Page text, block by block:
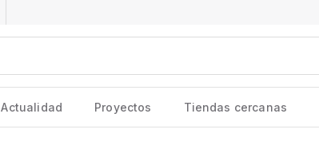
Actualidad Proyectos Tiendas cercanas